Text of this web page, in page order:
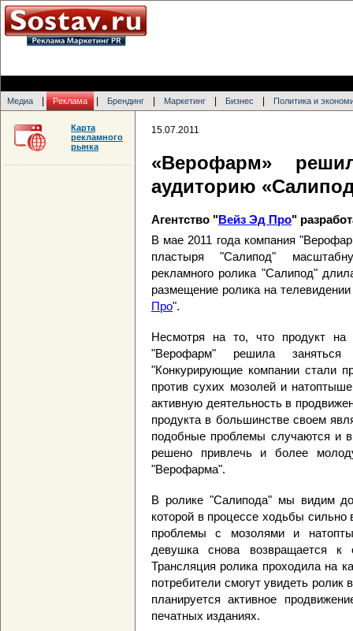
Медиа Реклама Брендинг Маркетинг Бизнес Политика и
15.07.2011
«Верофарм»
аудиторию
Агентство "Вейз Эд Про"
В мае 2011 года компания
пластыря "Салипод"
рекламного ролика "Салипод"
размещение ролика на
Про".
Несмотря на то, что продукт
"Верофарм" решила заняться
"Конкурирующие компании стали
против сухих мозолей и
активную деятельность в
продукта в большинстве своем
подобные проблемы случаются и
решено привлечь и более
"Верофарма".
В ролике "Салипода" мы видим
которой в процессе ходьбы
проблемы с мозолями и
девушка снова возвращается к
Трансляция ролика проходила на
потребители смогут увидеть
планируется активное
печатных изданиях.
Карта
рекламного
рынка